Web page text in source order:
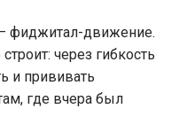
фиджитал-движение.
через гибкость
и прививать
где вчера был